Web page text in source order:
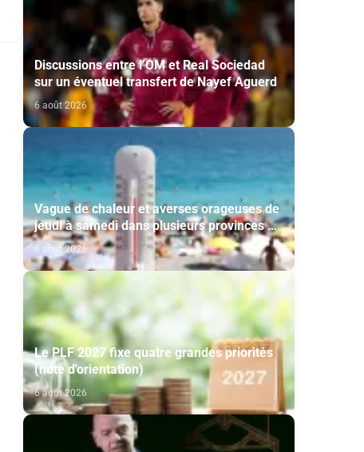
Discussions entre l’OM et Real Sociedad
sur un éventuel transfert de Nayef Aguerd
6 août 2026
Vague de chaleur et averses orageuses de
jeudi à samedi dans plusieurs provinces du
Royaume (Bulletin d'alerte)
6 août 2026
Le PLF 2027 fixe quatre grandes priorités
(note d'orientation)
6 août 2026